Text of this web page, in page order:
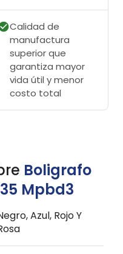
Calidad de
manufactura
superior que
garantiza mayor
vida útil y menor
costo total
Boligrafo
Mpbd3
Azul, Rojo Y